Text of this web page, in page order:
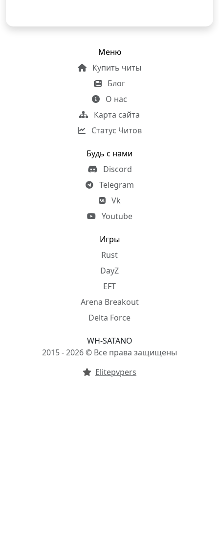
Меню
Купить читы
Блог
О нас
Карта сайта
Статус Читов
Будь с нами
Discord
Telegram
Vk
Youtube
Игры
Rust
DayZ
EFT
Arena Breakout
Delta Force
WH-SATANO
2015 - 2026 © Все права защищены
Elitepvpers